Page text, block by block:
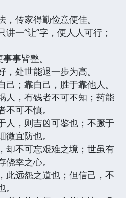
传家得勤俭意便佳。
一“让”字，便人人可行；
事皆整。
处世能退一步为高。
；靠自己，胜于靠他人。
人，有钱者不可不知；药能
可不慎。
人，则吉凶可鉴也；不蹶于
宜防也。
却不可忘艰难之境；世虽有
幸之心。
此远怨之道也；但信己，不